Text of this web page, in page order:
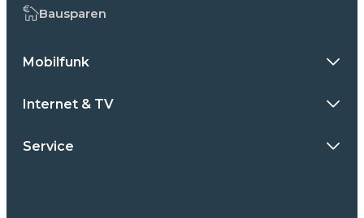
Bausparen
Mobilfunk
Internet & TV
Service